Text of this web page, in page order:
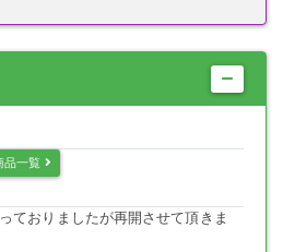
ーティストの出待ちだよね？」
もし必要ならぼくが力になってあげよ
ってここじゃない場所で会わせること
！？」と×は輝く笑顔です。
像をご覧下さい。
為と看做されるフェラチオをするシー
品一覧
ておりましたが再開させて頂きま